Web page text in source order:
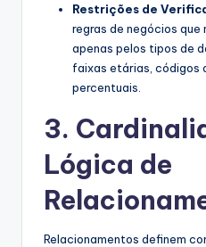
Restrições de
regras de negócios que
apenas pelos tipos de
faixas etárias, códigos
percentuais.
3.
Lógica de
Relacionamentos definem